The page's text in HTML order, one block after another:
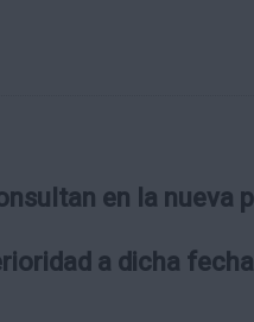
en la nueva
a dicha